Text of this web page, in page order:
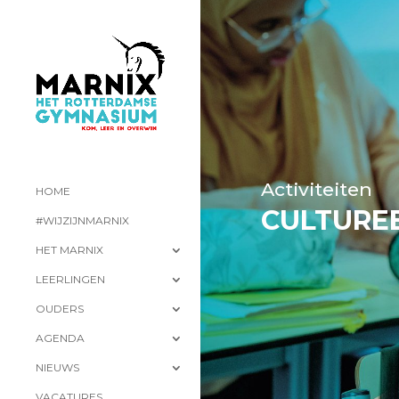
HOME
#WIJZIJNMARNIX
HET MARNIX
LEERLINGEN
OUDERS
AGENDA
NIEUWS
Activiteiten